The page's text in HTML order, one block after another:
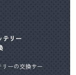
テリー
ーの交換サー